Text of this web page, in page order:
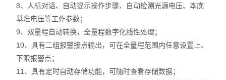
8、人机对话、自动提示操作步骤、自动检测光源电压、本底
基准电压等工作参数；
9、双量程自动转换，全量程数字化线性处理；
10、具有二组报警接点输出，可在全量程范围内任意设置上、
下限报警点；
11、具有定时自动存储功能，可随时查看存储数据；